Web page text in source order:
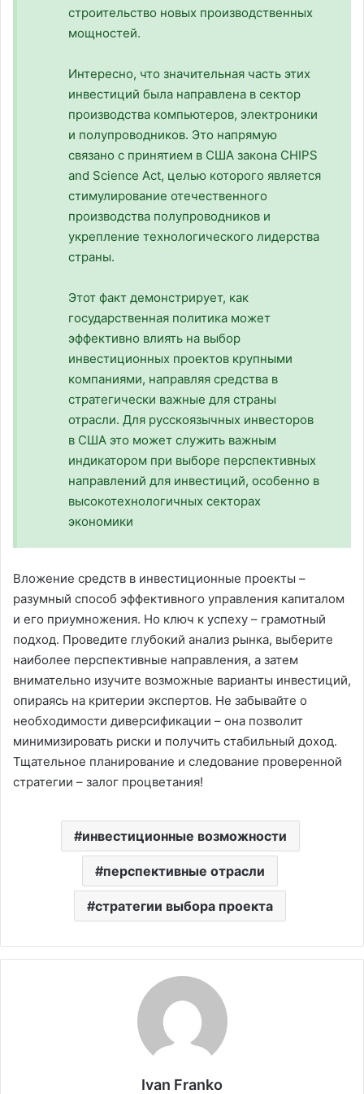
строительство новых производственных
мощностей.
Интересно, что значительная часть этих
инвестиций была направлена в сектор
производства компьютеров, электроники
и полупроводников. Это напрямую
связано с принятием в США закона CHIPS
and Science Act, целью которого является
стимулирование отечественного
производства полупроводников и
укрепление технологического лидерства
страны.
Этот факт демонстрирует, как
государственная политика может
эффективно влиять на выбор
инвестиционных проектов крупными
компаниями, направляя средства в
стратегически важные для страны
отрасли. Для русскоязычных инвесторов
в США это может служить важным
индикатором при выборе перспективных
направлений для инвестиций, особенно в
высокотехнологичных секторах
экономики
Вложение средств в инвестиционные проекты –
разумный способ эффективного управления капиталом
и его приумножения. Но ключ к успеху – грамотный
подход. Проведите глубокий анализ рынка, выберите
наиболее перспективные направления, а затем
внимательно изучите возможные варианты инвестиций,
опираясь на критерии экспертов. Не забывайте о
необходимости диверсификации – она позволит
минимизировать риски и получить стабильный доход.
Тщательное планирование и следование проверенной
стратегии – залог процветания!
инвестиционные возможности
перспективные отрасли
стратегии выбора проекта
Ivan Franko